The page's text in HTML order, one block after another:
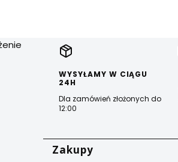
WYSYŁAMY W CIĄGU
24H
Dla zamówień złożonych do
12:00
Zakupy